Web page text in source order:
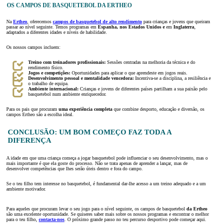
OS CAMPOS DE BASQUETEBOL DA ERTHEO
NaErtheo, oferecemos campos de basquetebol de alto rendimento para crianças e jovens que queiram
passar ao nível seguinte. Temos programas em Espanha, nos Estados Unidos eem Inglaterra,
adaptados a diferentes idades e níveis de habilidade.
Os nossos campos incluem:
Treino com treinadores profissionais: Sessões centradas na melhoria da técnica e do
rendimento físico.
Jogos e competições: Oportunidades para aplicar o que aprendeste em jogos reais.
Desenvolvimento pessoal e mentalidade vencedora: Incentiva-se a disciplina, a resiliência e
o trabalho de equipa.
Ambiente internacional: Crianças e jovens de diferentes países partilham a sua paixão pelo
basquetebol num ambiente enriquecedor.
Para os pais que procuram uma experiência completa que combine desporto, educação e diversão, os
campos Ertheo são a escolha ideal.
CONCLUSÃO: UM BOM COMEÇO FAZ TODA A
DIFERENÇA
A idade em que uma criança começa a jogar basquetebol pode influenciar o seu desenvolvimento, mas o
mais importante é que ela goste do processo. Não se trata apenas de aprender a lançar, mas de
desenvolver competências que lhes serão úteis dentro e fora do campo.
Se o teu filho tem interesse no basquetebol, é fundamental dar-lhe acesso a um treino adequado e a um
ambiente motivador.
Para aqueles que procuram levar o seu jogo para o nível seguinte, os campos de basquetebol da Ertheo
são uma excelente oportunidade. Se quiseres saber mais sobre os nossos programas e encontrar o melhor
para o teu filho, contacta-nos. O próximo grande passo no teu percurso desportivo pode começar aqui.